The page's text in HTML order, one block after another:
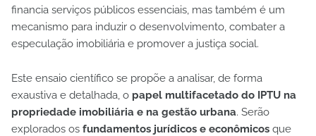
financia serviços públicos essenciais, mas também é um
mecanismo para induzir o desenvolvimento, combater a
especulação imobiliária e promover a justiça social.
Este ensaio científico se propõe a analisar, de forma
exaustiva e detalhada, o papel multifacetado do IPTU na
propriedade imobiliária e na gestão urbana. Serão
explorados os fundamentos jurídicos e econômicos que